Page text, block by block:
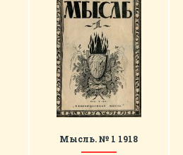
Мысль. № 1 1918